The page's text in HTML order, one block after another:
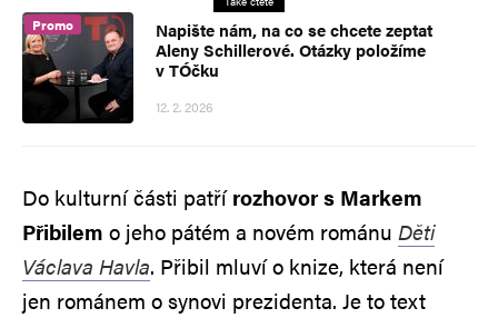
Promo
Napište nám, na co se chcete zeptat
Aleny Schillerové. Otázky položíme
v TÓčku
12. 2. 2026
Do kulturní části patřírozhovor s Markem
Přibilem o jeho pátém a novém románu Děti
Václava Havla. Přibil mluví o knize, která není
jen románem o synovi prezidenta. Je to text